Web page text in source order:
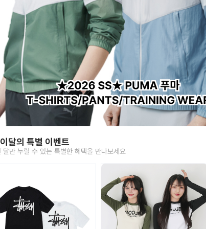
달의 특별 이벤트
달만 누릴 수 있는 특별한 혜택을 만나보세요